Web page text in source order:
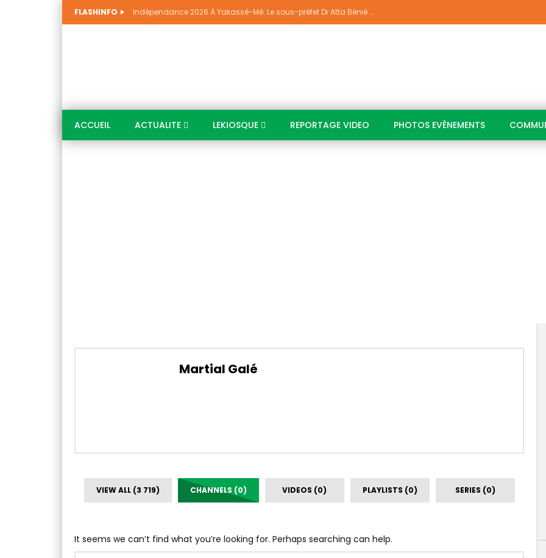
FLASHINFO Indépendance 2026 À Yakassé-Mé: Le sous-préfet Dr Atta Bénié Amédé appelle à l’unité, à la sécurité et au développement
ACCUEIL ACTUALITE LEKIOSQUE REPORTAGE VIDEO PHOTOS EVÈNEMENTS
Martial Galé
VIEW ALL (3 719) CHANNELS (0) VIDEOS (0) PLAYLISTS (0) SERIES (0)
It seems we can’t find what you’re looking for. Perhaps searching can help.